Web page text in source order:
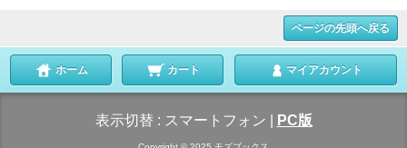
ページの先頭へ戻る
ホーム カート マイアカウント
表示切替 : スマートフォン PC版